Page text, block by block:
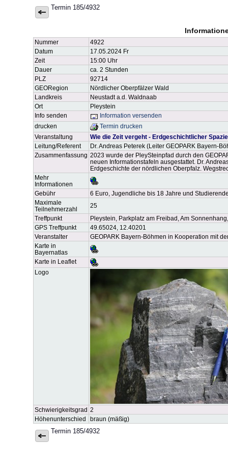
Termin 185/4932
Nummer
4922
Datum
17.05.2024 Fr
Zeit
15:00 Uhr
Dauer
ca. 2 Stunden
PLZ
92714
GEORegion
Nördlicher Oberpfälzer Wald
Landkreis
Neustadt a.d. Waldnaab
Ort
Pleystein
Info senden
Information versenden
drucken
Termin drucken
Veranstaltung
Wie die Zeit vergeht - Erdgeschichtlicher
Leitung/Referent
Dr. Andreas Peterek (Leiter GEOPARK Bayern-
Zusammenfassung 2023 wurde der PleySteinpfad durch den
neuen Informationstafeln ausgestattet. Dr.
Erdgeschichte der nördlichen Oberpfalz.
Mehr
Informationen
Gebühr
6 Euro, Jugendliche bis 18 Jahre und
Maximale
Teilnehmerzahl
25
Treffpunkt
Pleystein, Parkplatz am Freibad, Am
GPS Treffpunkt
49.65024, 12.40201
Veranstalter
GEOPARK Bayern-Böhmen in Kooperation mit
Karte in
Bayernatlas
Karte in Leaflet
Logo
Schwierigkeitsgrad 2
Höhenunterschied
braun (mäßig)
Termin 185/4932